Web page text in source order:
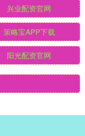
兴业配资官网
策略宝APP下载
阳光配资官网